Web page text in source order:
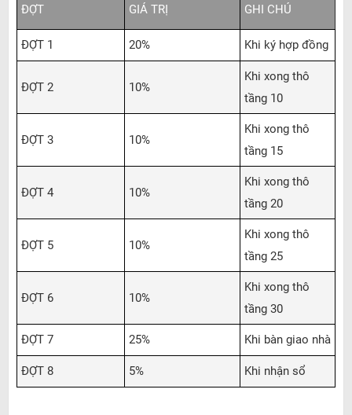
ĐỢT GIÁ TRỊ GHI CHÚ
ĐỢT 1 20% Khi ký hợp đồng
ĐỢT 2 10%
Khi xong thô
tầng 10
ĐỢT 3 10%
Khi xong thô
tầng 15
ĐỢT 4 10%
Khi xong thô
tầng 20
ĐỢT 5 10%
Khi xong thô
tầng 25
ĐỢT 6 10%
Khi xong thô
tầng 30
ĐỢT 7 25% Khi bàn giao nhà
ĐỢT 8 5% Khi nhận sổ